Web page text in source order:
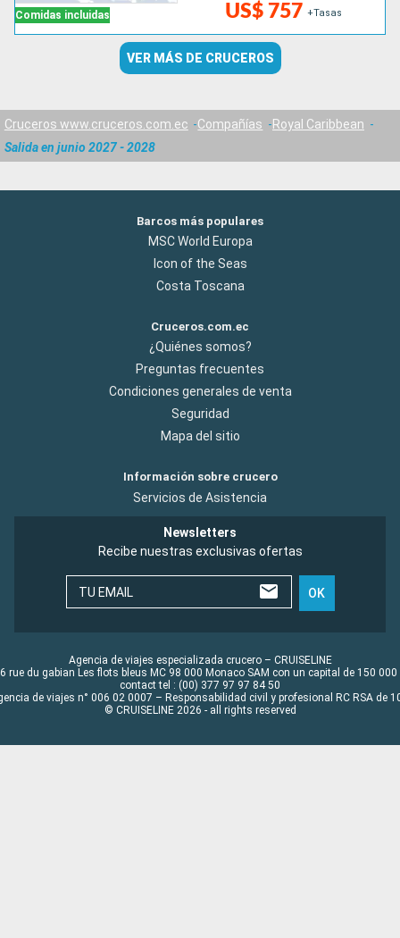
Comidas incluidas US$ 757 +Tasas
VER MÁS DE CRUCEROS
Cruceros www.cruceros.com.ec Compañías
Royal Caribbean
Salida en junio 2027 - 2028
Barcos más populares
MSC World Europa
Icon of the Seas
Costa Toscana
Cruceros.com.ec
¿Quiénes somos?
Preguntas frecuentes
Condiciones generales de venta
Seguridad
Mapa del sitio
Información sobre crucero
Servicios de Asistencia
Newsletters
Recibe nuestras exclusivas ofertas
TU EMAIL OK
Agencia de viajes especializada crucero – CRUISELINE
rue du gabian Les flots bleus MC 98 000 Monaco SAM con un capital de 150 000
contact tel : (00) 377 97 97 84 50
de viajes n° 006 02 0007 – Responsabilidad civil y profesional RC RSA de
© CRUISELINE 2026 - all rights reserved